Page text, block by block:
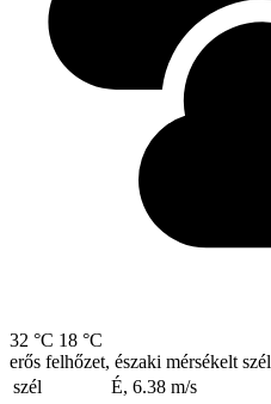
32 °C 18 °C
erős felhőzet, északi mérsékelt szél
szél
É, 6.38 m/s